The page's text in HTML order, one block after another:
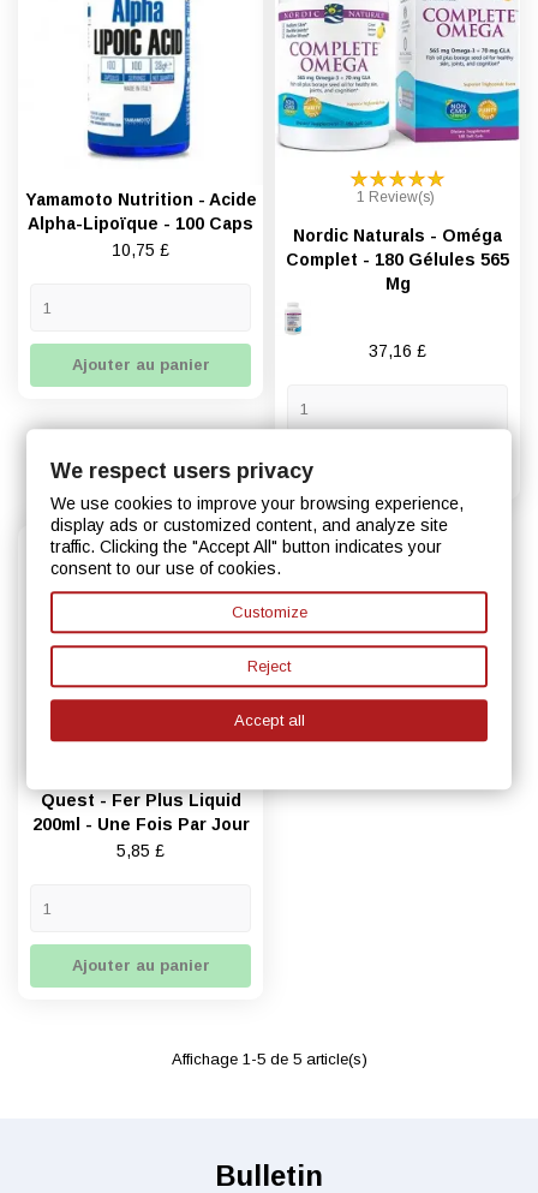
Yamamoto Nutrition - Acide
Alpha-Lipoïque - 100 Caps
Prix
10,75 £
Ajouter au panier
1 Review(s)
Nordic Naturals - Oméga
Complet - 180 Gélules 565
Mg
Prix
37,16 £
Quest - Fer Plus Liquid
200ml - Une Fois Par Jour
Prix
5,85 £
Ajouter au panier
Affichage 1-5 de 5 article(s)
Bulletin
We respect users privacy
We use cookies to improve your browsing experience,
display ads or customized content, and analyze site
traffic. Clicking the "Accept All" button indicates your
consent to our use of cookies.
Customize
Reject
Accept all